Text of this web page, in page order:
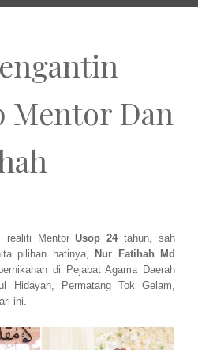
Mentor Dan
realiti MentorUsop 24tahun, sah
pilihan hatinya,
Nur Fatihah Md
di Pejabat Agama Daerah
Hidayah, Permatang Tok Gelam,
ini.